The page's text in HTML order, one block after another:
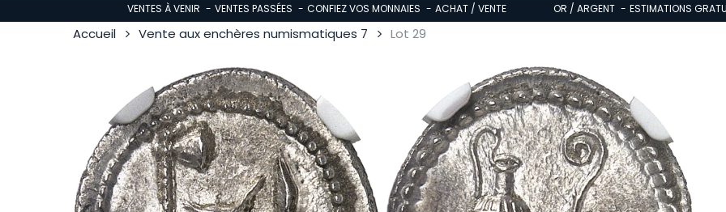
VENTES À VENIR VENTES PASSÉES CONFIEZ VOS MONNAIES ACHAT / VENTE OR / ARGENT ESTIMATIONS
Accueil Vente aux enchères numismatiques 7 Lot 29